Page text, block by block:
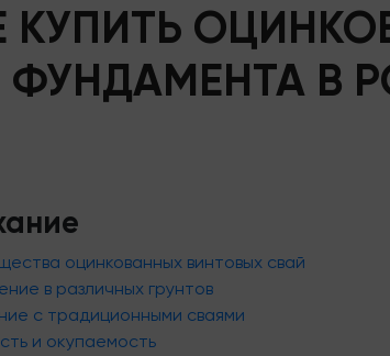
КУПИТЬ
ФУНДАМЕНТА В
оцинкованных винтовых свай
в различных грунтов
с традиционными сваями
и окупаемость